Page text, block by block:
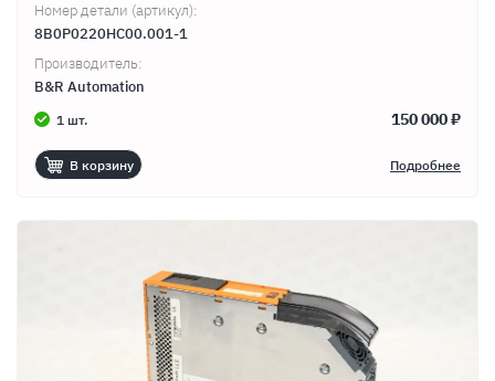
Номер детали (артикул):
8B0P0220HC00.001-1
Производитель:
B&R Automation
1 шт. 150 000 ₽
В корзину Подробнее